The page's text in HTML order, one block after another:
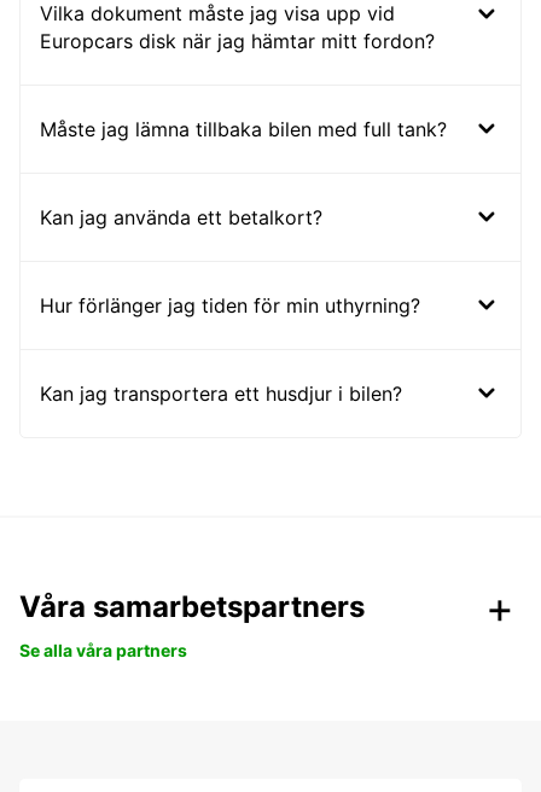
Vilka dokument måste jag visa upp vid
Europcars disk när jag hämtar mitt fordon?
Måste jag lämna tillbaka bilen med full tank?
Kan jag använda ett betalkort?
Hur förlänger jag tiden för min uthyrning?
Kan jag transportera ett husdjur i bilen?
Våra samarbetspartners
Se alla våra partners